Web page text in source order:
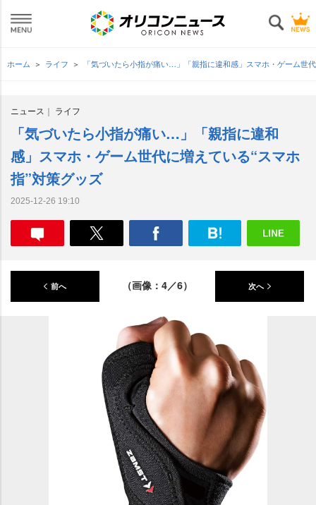
ホーム ライフ 「気づいたら小指が痛い…」「親指に違和感」スマホ・ゲーム世
ニュース ライフ
「気づいたら小指が痛い…」「親指に違和
感」スマホ・ゲーム世代に増えている“スマホ
指”対策グッズ
2025-12-26 19:10
前へ （画像：4／6） 次へ